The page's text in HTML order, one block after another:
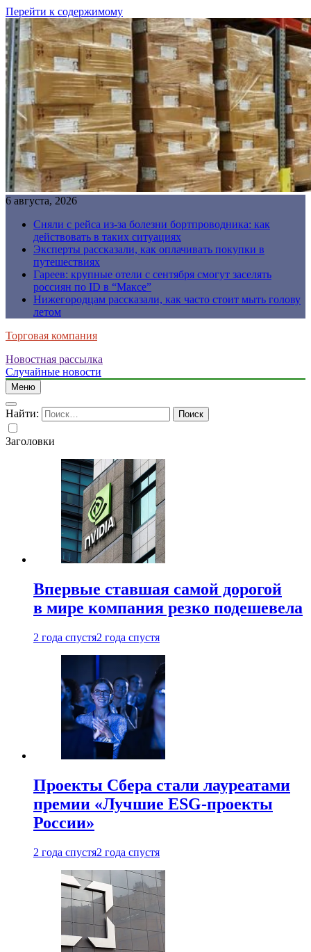
Перейти к содержимому
6 августа, 2026
Сняли с рейса из-за болезни бортпроводника: как
действовать в таких ситуациях
Эксперты рассказали, как оплачивать покупки в
путешествиях
Гареев: крупные отели с сентября смогут заселять
россиян по ID в “Максе”
Нижегородцам рассказали, как часто стоит мыть голову
летом
Торговая компания
Новостная рассылка
Случайные новости
Меню
Найти:
Заголовки
Впервые ставшая самой дорогой
в мире компания резко подешевела
2 года спустя2 года спустя
Проекты Сбера стали лауреатами
премии «Лучшие ESG-проекты
России»
2 года спустя2 года спустя